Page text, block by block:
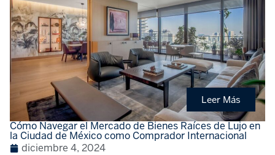
Leer Más
Cómo Navegar el Mercado de Bienes Raíces de Lujo en
la Ciudad de México como Comprador Internacional
diciembre 4, 2024